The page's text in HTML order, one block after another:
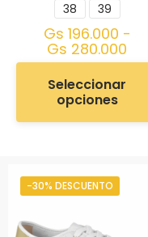
38
39
Gs 196.000 -
Gs 280.000
Seleccionar
opciones
-30% DESCUENTO